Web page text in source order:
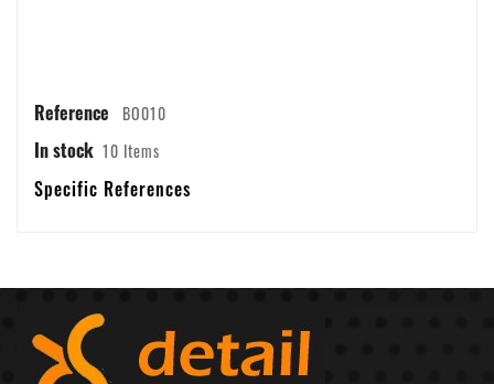
Reference BO010
In stock 10 Items
Specific References